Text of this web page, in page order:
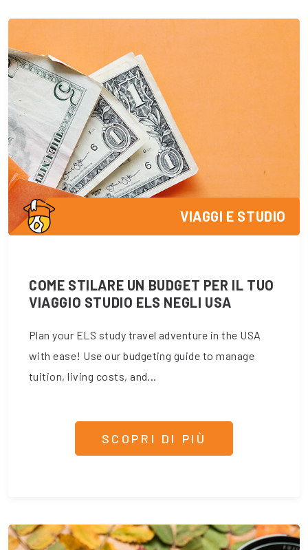
VIAGGI E STUDIO
COME STILARE UN BUDGET PER IL TUO
VIAGGIO STUDIO ELS NEGLI USA
Plan your ELS study travel adventure in the USA
with ease! Use our budgeting guide to manage
tuition, living costs, and...
SCOPRI DI PIÙ